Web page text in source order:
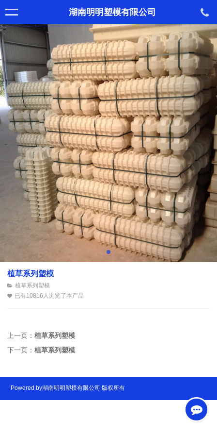
湖南明明塑模有限公司
植草系列塑模
植草系列塑模
已有10816人浏览了本产品
上一页： 植草系列塑模
下一页： 植草系列塑模
Powered by湖南明明塑模有限公司 版权所有